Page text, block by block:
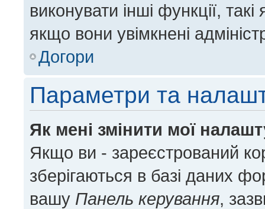
виконувати інші функції,
якщо вони увімкнені
Догори
Параметри та
Як мені змінити мої
Якщо ви - зареєстрований
зберігаються в базі даних
вашу Панель керування,